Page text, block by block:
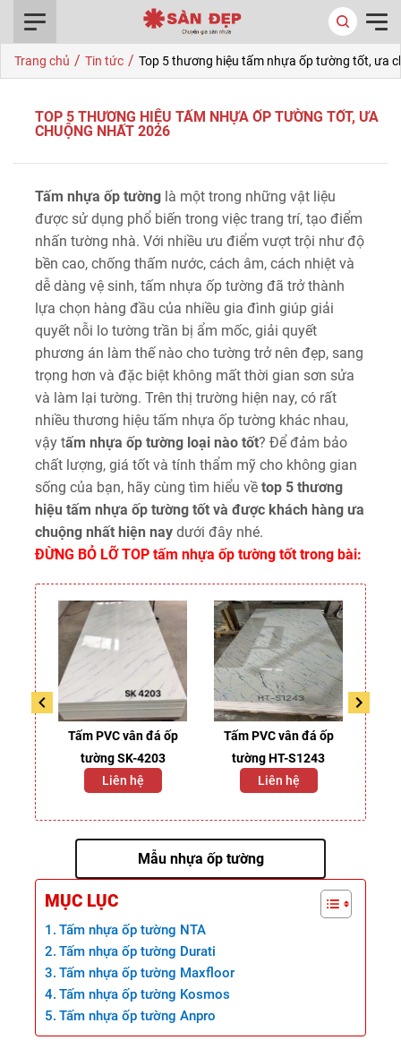
Trang chủ / Tin tức / Top 5 thương hiệu tấm nhựa ốp tường tốt, ưa
TOP 5 THƯƠNG HIỆU TẤM NHỰA ỐP TƯỜNG TỐT, ƯA
CHUỘNG NHẤT 2026
Tấm nhựa ốp tường là một trong những vật liệu
được sử dụng phổ biến trong việc trang trí, tạo điểm
nhấn tường nhà. Với nhiều ưu điểm vượt trội như độ
bền cao, chống thấm nước, cách âm, cách nhiệt và
dễ dàng vệ sinh, tấm nhựa ốp tường đã trở thành
lựa chọn hàng đầu của nhiều gia đình giúp giải
quyết nỗi lo tường trần bị ẩm mốc, giải quyết
phương án làm thế nào cho tường trở nên đẹp, sang
trọng hơn và đặc biệt không mất thời gian sơn sửa
và làm lại tường. Trên thị trường hiện nay, có rất
nhiều thương hiệu tấm nhựa ốp tường khác nhau,
vậy tấm nhựa ốp tường loại nào tốt? Để đảm bảo
chất lượng, giá tốt và tính thẩm mỹ cho không gian
sống của bạn, hãy cùng tìm hiểu về top 5 thương
hiệu tấm nhựa ốp tường tốt và được khách hàng ưa
chuộng nhất hiện nay dưới đây nhé.
ĐỪNG BỎ LỠ TOP tấm nhựa ốp tường tốt trong bài:
Tấm PVC vân đá ốp
tường SK-4203
Liên hệ
Tấm PVC vân đá ốp
tường HT-S1243
Liên hệ
Mẫu nhựa ốp tường
MỤC LỤC
Tấm nhựa ốp tường NTA
Tấm nhựa ốp tường Durati
Tấm nhựa ốp tường Maxfloor
Tấm nhựa ốp tường Kosmos
Tấm nhựa ốp tường Anpro